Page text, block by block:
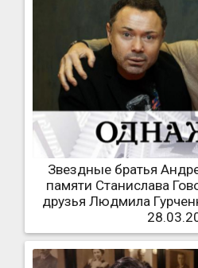
Звездные братья
памяти Станислава
друзья Людмила